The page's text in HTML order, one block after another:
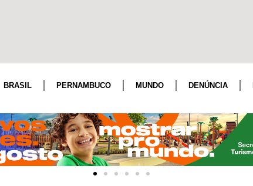
BRASIL PERNAMBUCO MUNDO DENÚNCIA